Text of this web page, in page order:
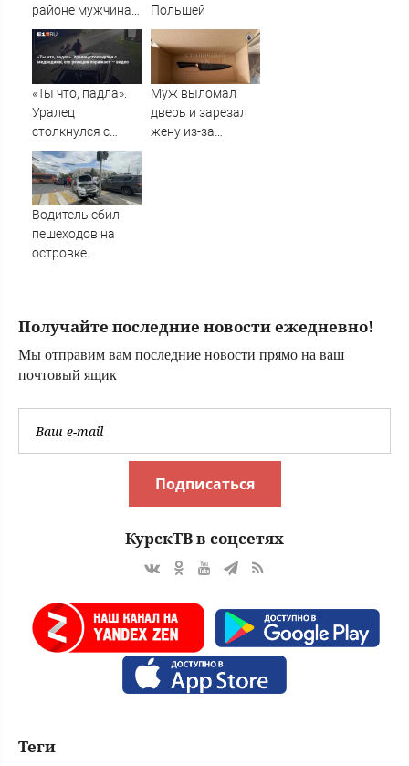
районе мужчина
выпал из лодки в
Катунь и пропал
Польшей
«Ты что, падла».
Уралец
столкнулся с
медведями, его
реакция
поражает —
видео
Муж выломал
дверь и зарезал
жену из-за
Водитель сбил
пешеходов на
островке
человек - Новости
Получайте последние новости ежедневно!
Мы отправим вам последние новости прямо на ваш
почтовый ящик
Подписаться
КурскТВ в соцсетях
Теги